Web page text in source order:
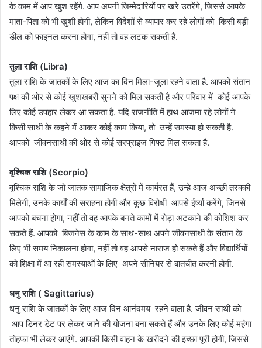
के काम में आप खुश रहेंगे. आप अपनी जिम्मेदारियों पर खरे उतरेंगे, जिससे आपके
माता-पिता को भी खुशी होगी, लेकिन विदेशों से व्यापार कर रहे लोगों को किसी बड़ी
डील को फाइनल करना होगा, नहीं तो वह लटक सकती है.
तुला राशि (Libra)
तुला राशि के जातकों के लिए आज का दिन मिला-जुला रहने वाला है. आपको संतान
पक्ष की ओर से कोई खुशखबरी सुनने को मिल सकती है और परिवार में कोई आपके
लिए कोई उपहार लेकर आ सकता है. यदि राजनीति में हाथ आजमा रहे लोगों ने
किसी साथी के कहने में आकर कोई काम किया, तो उन्हें समस्या हो सकती है.
आपको जीवनसाथी की ओर से कोई सरप्राइज गिफ्ट मिल सकता है.
वृश्चिक राशि (Scorpio)
वृश्चिक राशि के जो जातक सामाजिक क्षेत्रों में कार्यरत हैं, उन्हे आज अच्छी तरक्की
मिलेगी, उनके कार्यों की सराहना होगी और कुछ विरोधी आपसे ईर्ष्या करेंगे, जिनसे
आपको बचना होगा, नहीं तो वह आपके बनते कामों में रोड़ा अटकाने की कोशिश कर
सकते हैं. आपको बिजनेस के काम के साथ-साथ अपने जीवनसाथी के संतान के
लिए भी समय निकालना होगा, नहीं तो वह आपसे नाराज हो सकते हैं और विद्यार्थियों
को शिक्षा में आ रही समस्याओं के लिए अपने सीनियर से बातचीत करनी होगी.
धनु राशि ( Sagittarius)
धनु राशि के जातकों के लिए आज दिन आनंदमय रहने वाला है. जीवन साथी को
आप डिनर डेट पर लेकर जाने की योजना बना सकते हैं और उनके लिए कोई महंगा
तोहफा भी लेकर आएंगे. आपकी किसी वाहन के खरीदने की इच्छा पूरी होगी, जिससे